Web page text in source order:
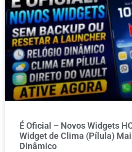
É Oficial – Novos Widgets
Widget de Clima (Pílula)
Dinâmico